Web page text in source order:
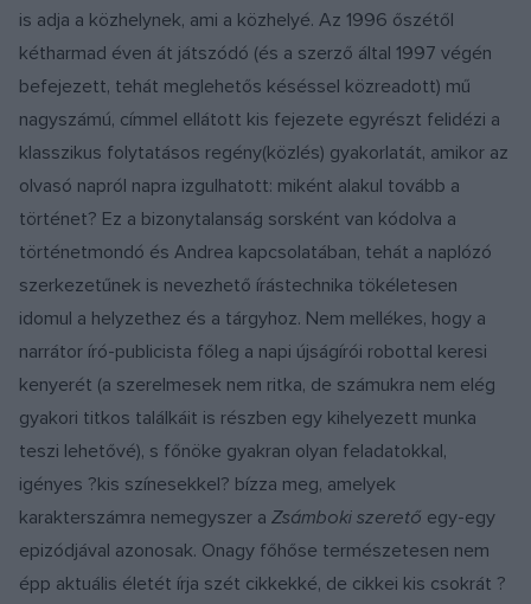
is adja a közhelynek, ami a közhelyé. Az 1996 őszétől
kétharmad éven át játszódó (és a szerző által 1997 végén
befejezett, tehát meglehetős késéssel közreadott) mű
nagyszámú, címmel ellátott kis fejezete egyrészt felidézi a
klasszikus folytatásos regény(közlés) gyakorlatát, amikor az
olvasó napról napra izgulhatott: miként alakul tovább a
történet? Ez a bizonytalanság sorsként van kódolva a
történetmondó és Andrea kapcsolatában, tehát a naplózó
szerkezetűnek is nevezhető írástechnika tökéletesen
idomul a helyzethez és a tárgyhoz. Nem mellékes, hogy a
narrátor író-publicista főleg a napi újságírói robottal keresi
kenyerét (a szerelmesek nem ritka, de számukra nem elég
gyakori titkos találkáit is részben egy kihelyezett munka
teszi lehetővé), s főnöke gyakran olyan feladatokkal,
igényes ?kis színesekkel? bízza meg, amelyek
karakterszámra nemegyszer a Zsámboki szerető egy-egy
epizódjával azonosak. Onagy főhőse természetesen nem
épp aktuális életét írja szét cikkekké, de cikkei kis csokrát ?